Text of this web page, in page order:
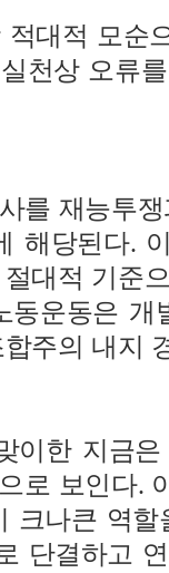
대적 모순
천상 오류
를 재능투
해당된다.
대적 기준
운동은 개
주의 내지
이한 지금
로 보인다.
크나큰 역
단결하고